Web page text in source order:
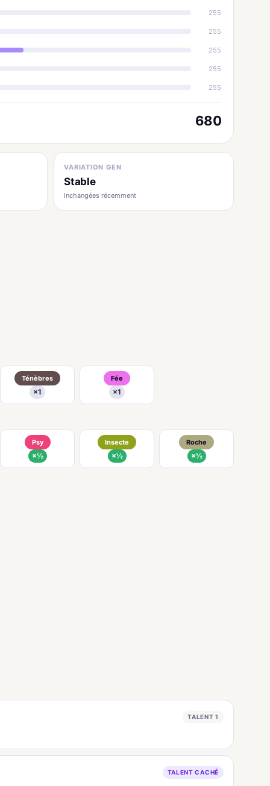
255
255
255
255
255
680
VARIATION GEN
Stable
Inchangées récemment
Ténèbres
×1
Fée
×1
Psy
×½
Insecte
×½
Roche
×½
TALENT 1
TALENT CACHÉ